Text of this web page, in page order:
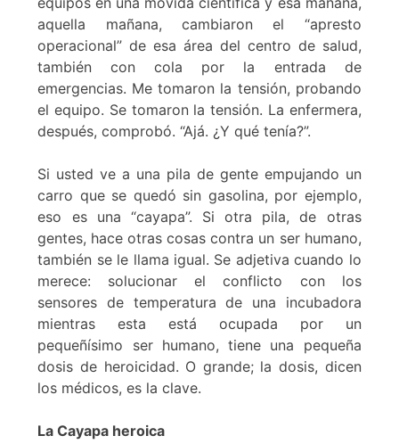
aquella mañana, cambiaron el “apresto
operacional” de esa área del centro de salud,
también con cola por la entrada de
emergencias. Me tomaron la tensión, probando
el equipo. Se tomaron la tensión. La enfermera,
después, comprobó. “Ajá. ¿Y qué tenía?”.
Si usted ve a una pila de gente empujando un
carro que se quedó sin gasolina, por ejemplo,
eso es una “cayapa”. Si otra pila, de otras
gentes, hace otras cosas contra un ser humano,
también se le llama igual. Se adjetiva cuando lo
merece: solucionar el conflicto con los
sensores de temperatura de una incubadora
mientras esta está ocupada por un
pequeñísimo ser humano, tiene una pequeña
dosis de heroicidad. O grande; la dosis, dicen
los médicos, es la clave.
La Cayapa heroica